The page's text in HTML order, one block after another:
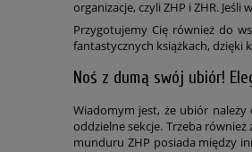
organizacje, czyli ZHP i ZHR.
Przygotujemy Cię również do
fantastycznych książkach, dzięki
Noś z dumą swój ubiór!
Wiadomym jest, że ubiór
oddzielne sekcje. Trzeba
munduru ZHP posiada między